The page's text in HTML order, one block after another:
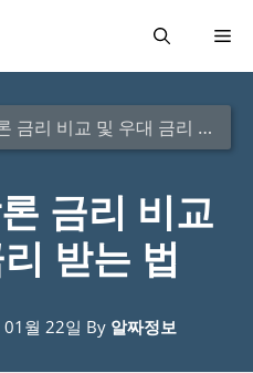
메
리 비교 및 우대 금리 받는 법
금리 비교
받는 법
월 22일 By 알짜정보